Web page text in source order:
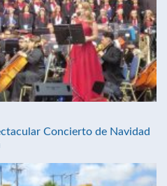
Concierto de Navidad